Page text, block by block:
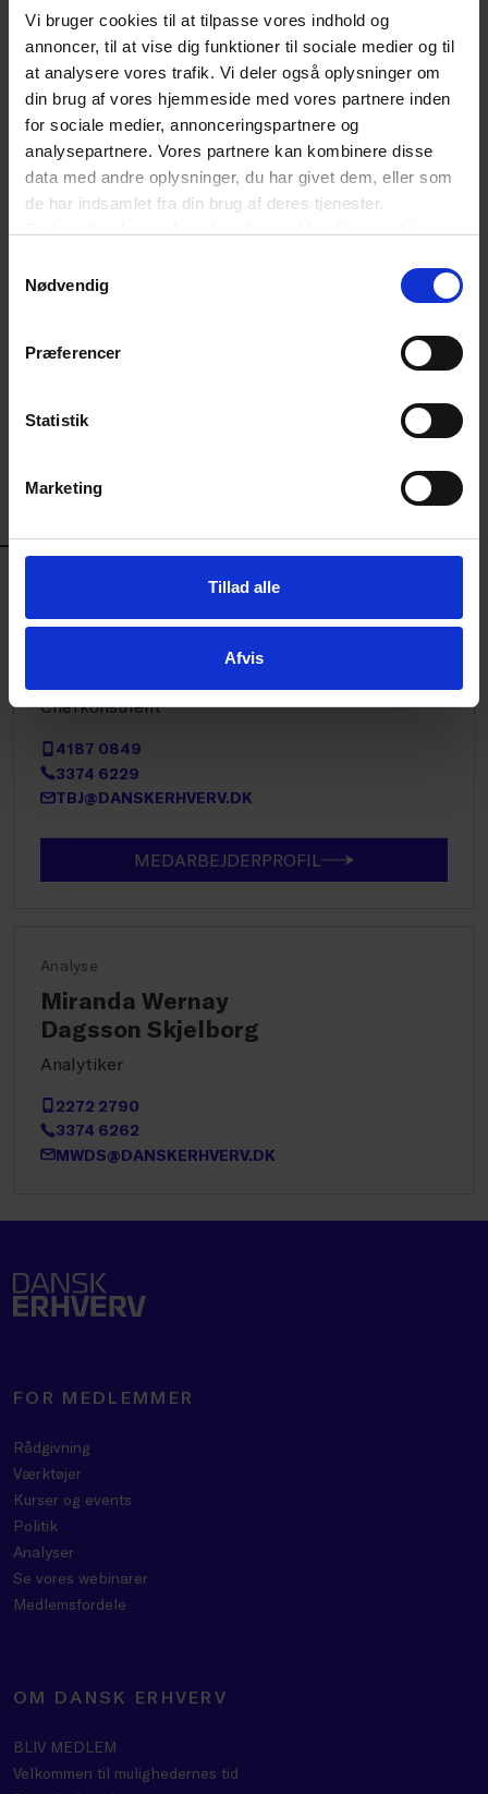
Vi bruger cookies til at tilpasse vores indhold og
annoncer, til at vise dig funktioner til sociale medier og til
at analysere vores trafik. Vi deler også oplysninger om
din brug af vores hjemmeside med vores partnere inden
for sociale medier, annonceringspartnere og
analysepartnere. Vores partnere kan kombinere disse
data med andre oplysninger, du har givet dem, eller som
de har indsamlet fra din brug af deres tjenester.
hjørne på websitet.
Nødvendig
Præferencer
Statistik
Marketing
Tillad alle
Afvis
mod ulovligt videresalg. Kun på den måde kan vi
sikre mere lige konkurrencevilkår, fastholde
værdiskabelsen i Danmark og skabe et mere
bæredygtigt system.
Dansk Erhverv undersøger hvert år danskernes
grænsehandel og illegale handel gennem en
præsenteres i denne rapport.
God læselyst!
handel 2025
PDF
KONTAKT
Tina Buur Johnsen
Chefkonsulent
4187 0849
3374 6229
TBJ@DANSKERHVERV.DK
MEDARBEJDERPROFIL
Analyse
Miranda Wernay
Dagsson Skjelborg
Analytiker
2272 2790
3374 6262
MWDS@DANSKERHVERV.DK
FOR MEDLEMMER
Rådgivning
Værktøjer
Kurser og events
Politik
Analyser
Se vores webinarer
Medlemsfordele
OM DANSK ERHVERV
BLIV MEDLEM
Velkommen til mulighedernes tid